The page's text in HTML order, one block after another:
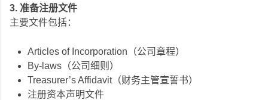
3. 准备注册文件
主要文件包括：
Articles of Incorporation（公司章程）
By-laws（公司细则）
Treasurer’s Affidavit（财务主管宣誓书）
注册资本声明文件